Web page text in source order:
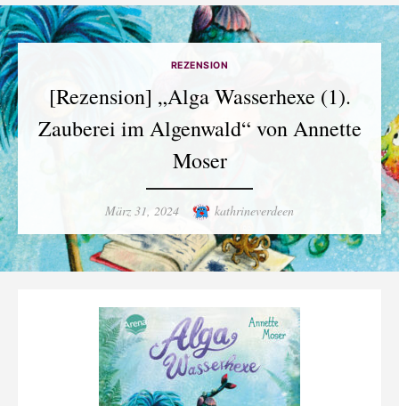
REZENSION
[Rezension] „Alga Wasserhexe (1).
Zauberei im Algenwald“ von Annette
Moser
Posted
März 31, 2024 Author
kathrineverdeen